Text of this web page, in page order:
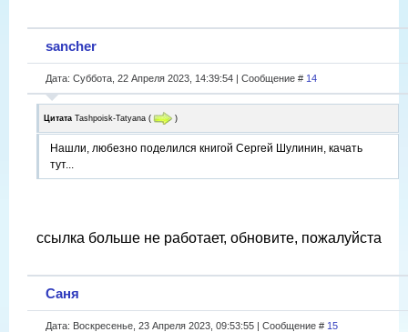
sancher
Дата: Суббота, 22 Апреля 2023, 14:39:54 | Сообщение # 14
Цитата Tashpoisk-Tatyana ( )
Нашли, любезно поделился книгой Сергей Шулинин, качать
тут...
ссылка больше не работает, обновите, пожалуйста
Саня
Дата: Воскресенье, 23 Апреля 2023, 09:53:55 | Сообщение # 15